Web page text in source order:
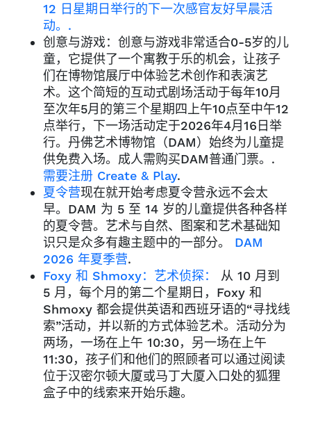
12 日星期日举行的下一次感官友好早晨活
动。.
创意与游戏：创意与游戏非常适合0-5岁的儿
童，它提供了一个寓教于乐的机会，让孩子
们在博物馆展厅中体验艺术创作和表演艺
术。这个简短的互动式剧场活动于每年10月
至次年5月的第三个星期四上午10点至中午12
点举行，下一场活动定于2026年4月16日举
行。丹佛艺术博物馆（DAM）始终为儿童提
供免费入场。成人需购买DAM普通门票。.
需要注册 Create & Play.
夏令营现在就开始考虑夏令营永远不会太
早。DAM 为 5 至 14 岁的儿童提供各种各样
的夏令营。艺术与自然、图案和艺术基础知
识只是众多有趣主题中的一部分。 DAM
2026 年夏季营.
Foxy 和 Shmoxy：艺术侦探：
从 10 月到
5 月，每个月的第二个星期日，Foxy 和
Shmoxy 都会提供英语和西班牙语的“寻找线
索”活动，并以新的方式体验艺术。活动分为
两场，一场在上午 10:30，另一场在上午
11:30，孩子们和他们的照顾者可以通过阅读
位于汉密尔顿大厦或马丁大厦入口处的狐狸
盒子中的线索来开始乐趣。